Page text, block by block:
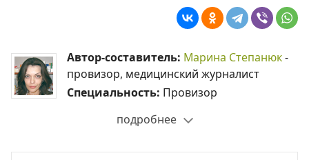
Автор-составитель: Марина Степанюк-
провизор, медицинский журналист
Специальность: Провизор
подробнее